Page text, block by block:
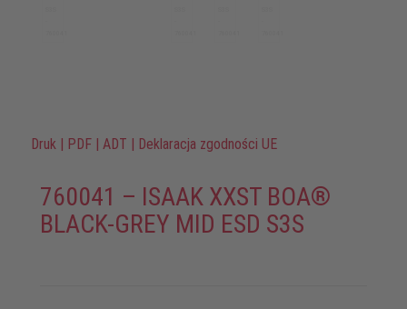
Druk | PDF | ADT | Deklaracja zgodności UE
760041 – ISAAK XXST BOA®
BLACK-GREY MID ESD S3S